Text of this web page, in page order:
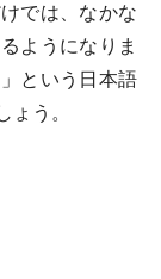
では、なかな
ようになりま
という日本語
う。